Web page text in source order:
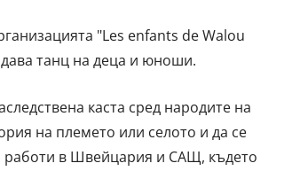
"Les enfants de Walou
танц на деца и юноши.
каста сред народите на
на племето или селото и да се
работи в Швейцария и САЩ, където